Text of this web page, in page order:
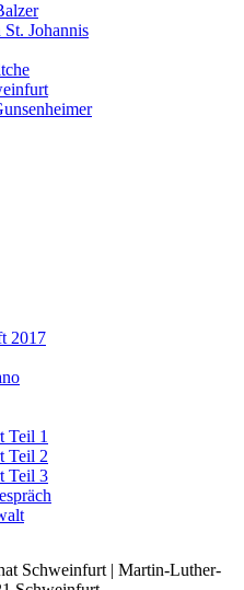
St. Johannis
2017
Teil 1
Teil 2
Teil 3
Schweinfurt | Martin-Luther-